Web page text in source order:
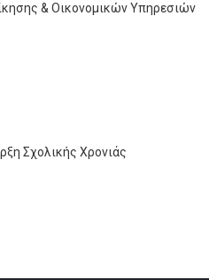
& Οικονομικών Υπηρεσιών
Σχολικής Χρονιάς